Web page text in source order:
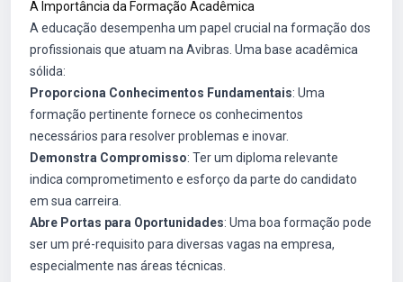
A Importância da Formação Acadêmica
A educação desempenha um papel crucial na formação dos
profissionais que atuam na Avibras. Uma base acadêmica
sólida:
Proporciona Conhecimentos Fundamentais: Uma
formação pertinente fornece os conhecimentos
necessários para resolver problemas e inovar.
Demonstra Compromisso: Ter um diploma relevante
indica comprometimento e esforço da parte do candidato
em sua carreira.
Abre Portas para Oportunidades: Uma boa formação pode
ser um pré-requisito para diversas vagas na empresa,
especialmente nas áreas técnicas.